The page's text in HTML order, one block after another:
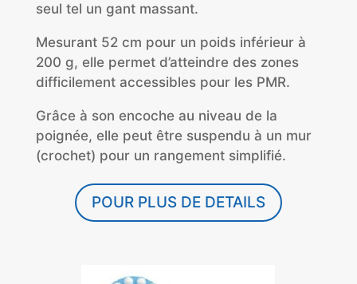
seul tel un gant massant.
Mesurant 52 cm pour un poids inférieur à
200 g, elle permet d’atteindre des zones
difficilement accessibles pour les PMR.
Grâce à son encoche au niveau de la
poignée, elle peut être suspendu à un mur
(crochet) pour un rangement simplifié.
POUR PLUS DE DETAILS